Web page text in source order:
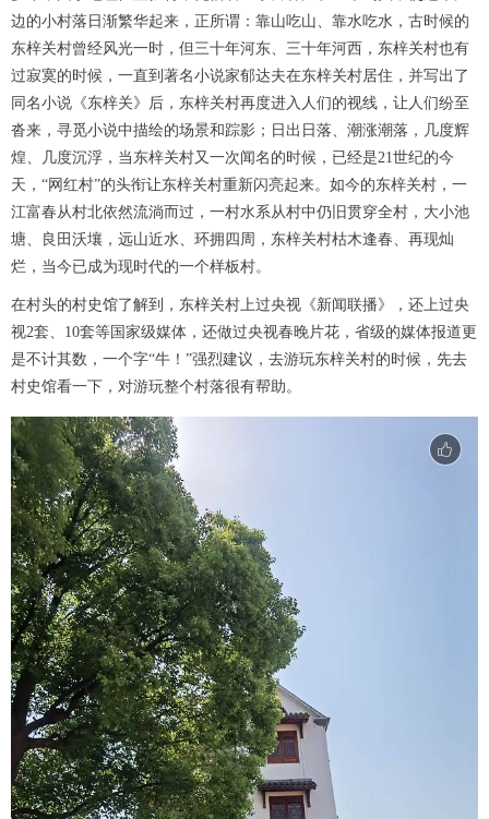
边的小村落日渐繁华起来，正所谓：靠山吃山、靠水吃水，古时候的
东梓关村曾经风光一时，但三十年河东、三十年河西，东梓关村也有
过寂寞的时候，一直到著名小说家郁达夫在东梓关村居住，并写出了
同名小说《东梓关》后，东梓关村再度进入人们的视线，让人们纷至
沓来，寻觅小说中描绘的场景和踪影；日出日落、潮涨潮落，几度辉
煌、几度沉浮，当东梓关村又一次闻名的时候，已经是21世纪的今
天，“网红村”的头衔让东梓关村重新闪亮起来。如今的东梓关村，一
江富春从村北依然流淌而过，一村水系从村中仍旧贯穿全村，大小池
塘、良田沃壤，远山近水、环拥四周，东梓关村枯木逢春、再现灿
烂，当今已成为现时代的一个样板村。
在村头的村史馆了解到，东梓关村上过央视《新闻联播》，还上过央
视2套、10套等国家级媒体，还做过央视春晚片花，省级的媒体报道更
是不计其数，一个字“牛！”强烈建议，去游玩东梓关村的时候，先去
村史馆看一下，对游玩整个村落很有帮助。